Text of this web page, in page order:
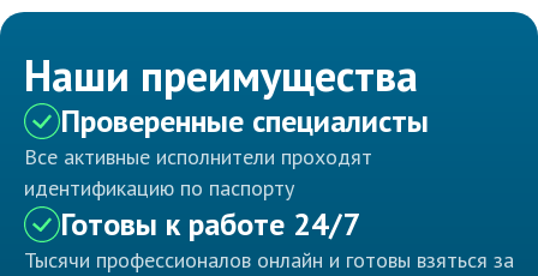
Наши преимущества
Проверенные специалисты
Все активные исполнители проходят
идентификацию по паспорту
Готовы к работе 24/7
Тысячи профессионалов онлайн и готовы взяться за